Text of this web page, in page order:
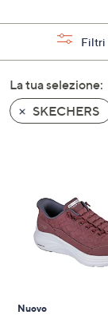
dispositivi
consultarli.
Filtri
La tua selezione:
SKECHERS
Nuovo